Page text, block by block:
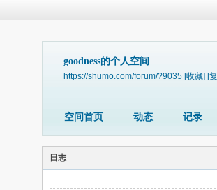
goodness的个人空间
https://shumo.com/forum/?9035 [收藏] [
空间首页 动态 记录
日志